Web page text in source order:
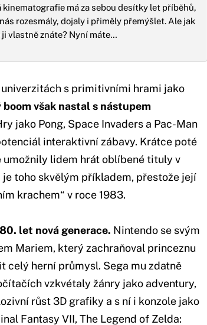
kinematografie má za sebou desítky let příběhů,
rozesmály, dojaly i přiměly přemýšlet. Ale jak
ji vlastně znáte? Nyní máte…
s primitivními hrami jako
boom však nastal s nástupem
jako Pong, Space Invaders a Pac-Man
interaktivní zábavy. Krátce poté
lidem hrát oblíbené tituly v
toho skvělým příkladem, přestože její
krachem“ v roce 1983.
let nová generace. Nintendo se svým
Mariem, který zachraňoval princeznu
celý herní průmysl. Sega mu zdatně
vzkvétaly žánry jako adventury,
růst 3D grafiky a s ní i konzole jako
Fantasy VII, The Legend of Zelda: